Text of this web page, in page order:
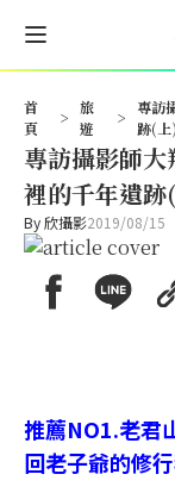
首
頁
>
旅
遊
>
專訪
跡(上)
專訪攝影師
裡的千年遺跡
By欣攝影2019/08/15
推薦NO1.老君
回老子爺的修